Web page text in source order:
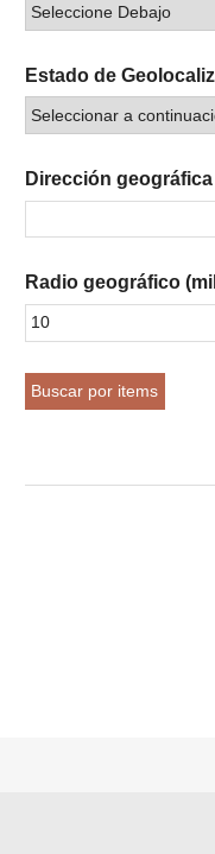
Estado de
Dirección geográfica
Radio geográfico